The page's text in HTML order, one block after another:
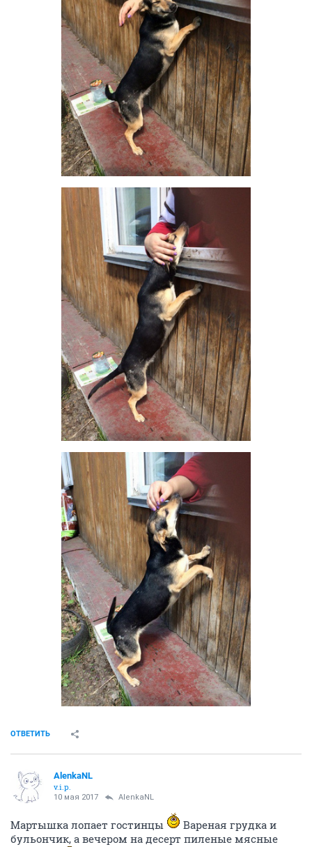
ОТВЕТИТЬ
AlenkaNL
v.i.p.
10 мая 2017 AlenkaNL
Мартышка лопает гостинцы
Вареная грудка и
бульончик, а вечером на десерт пиленые мясные